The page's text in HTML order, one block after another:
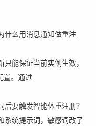
什么用消息通知做重注
能保证当前实例生效，
置。通过
要触发智能体重注册？
系统提示词，敏感词改了